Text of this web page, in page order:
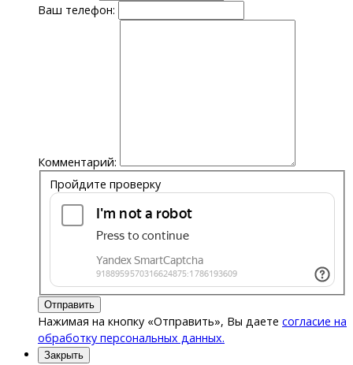
Ваш телефон:
Комментарий:
Пройдите проверку
Отправить
Нажимая на кнопку «Отправить», Вы даете согласие на
обработку персональных данных.
Закрыть